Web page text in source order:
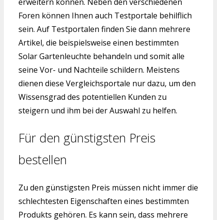
Foren können Ihnen auch Testportale behilflich
sein. Auf Testportalen finden Sie dann mehrere
Artikel, die beispielsweise einen bestimmten
Solar Gartenleuchte behandeln und somit alle
seine Vor- und Nachteile schildern. Meistens
dienen diese Vergleichsportale nur dazu, um den
Wissensgrad des potentiellen Kunden zu
steigern und ihm bei der Auswahl zu helfen.
Für den günstigsten Preis
bestellen
Zu den günstigsten Preis müssen nicht immer die
schlechtesten Eigenschaften eines bestimmten
Produkts gehören. Es kann sein, dass mehrere